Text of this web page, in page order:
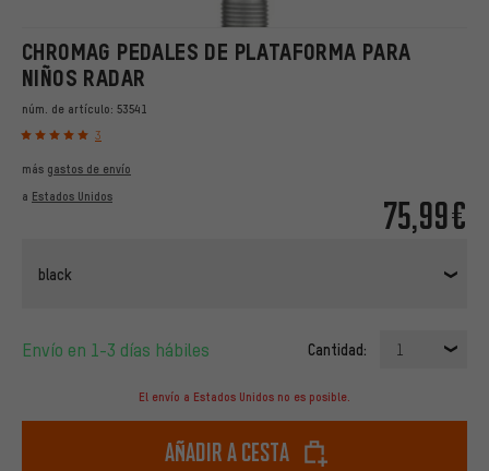
CHROMAG PEDALES DE PLATAFORMA PARA
NIÑOS RADAR
núm. de artículo: 53541
3
75,99€
más gastos de envío
a Estados Unidos
black
Envío en 1-3 días hábiles Cantidad: 1
El envío a Estados Unidos no es posible.
Añadir a cesta